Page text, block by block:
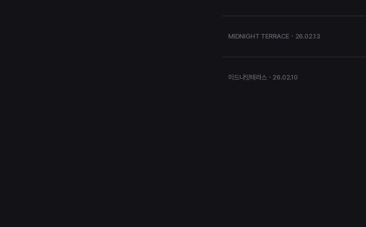
MIDNIGHT TERRACE・26.02.13
미드나잇테라스・26.02.10